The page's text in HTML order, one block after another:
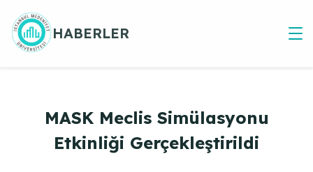
Skip
to
content
HABERLER
MASK Meclis Simülasyonu
Etkinliği Gerçekleştirildi